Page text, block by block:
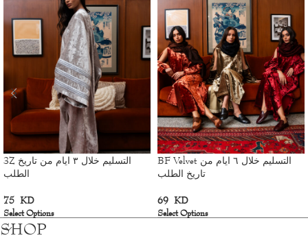
3Z التسليم خلال ٣ ايام من تاريخ
الطلب
75 KD
Select Options
BF Velvet التسليم خلال ٦ ايام من
تاريخ الطلب
69 KD
Select Options
SHOP